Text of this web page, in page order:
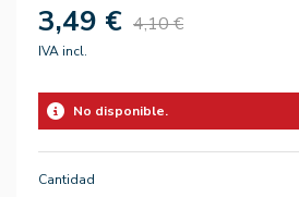
3,49 € 4,10 €
IVA incl.
No disponible.
Cantidad